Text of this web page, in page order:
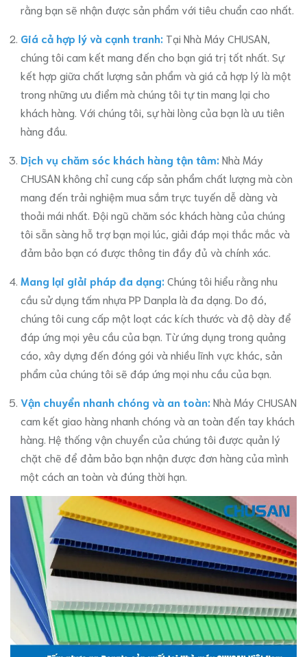
rằng bạn sẽ nhận được sản phẩm với tiêu chuẩn cao nhất.
Giá cả hợp lý và cạnh tranh: Tại Nhà Máy CHUSAN,
chúng tôi cam kết mang đến cho bạn giá trị tốt nhất. Sự
kết hợp giữa chất lượng sản phẩm và giá cả hợp lý là một
trong những ưu điểm mà chúng tôi tự tin mang lại cho
khách hàng. Với chúng tôi, sự hài lòng của bạn là ưu tiên
hàng đầu.
Dịch vụ chăm sóc khách hàng tận tâm: Nhà Máy
CHUSAN không chỉ cung cấp sản phẩm chất lượng mà còn
mang đến trải nghiệm mua sắm trực tuyến dễ dàng và
thoải mái nhất. Đội ngũ chăm sóc khách hàng của chúng
tôi sẵn sàng hỗ trợ bạn mọi lúc, giải đáp mọi thắc mắc và
đảm bảo bạn có được thông tin đầy đủ và chính xác.
Mang lại giải pháp đa dạng: Chúng tôi hiểu rằng nhu
cầu sử dụng tấm nhựa PP Danpla là đa dạng. Do đó,
chúng tôi cung cấp một loạt các kích thước và độ dày để
đáp ứng mọi yêu cầu của bạn. Từ ứng dụng trong quảng
cáo, xây dựng đến đóng gói và nhiều lĩnh vực khác, sản
phẩm của chúng tôi sẽ đáp ứng mọi nhu cầu của bạn.
Vận chuyển nhanh chóng và an toàn: Nhà Máy CHUSAN
cam kết giao hàng nhanh chóng và an toàn đến tay khách
hàng. Hệ thống vận chuyển của chúng tôi được quản lý
chặt chẽ để đảm bảo bạn nhận được đơn hàng của mình
một cách an toàn và đúng thời hạn.